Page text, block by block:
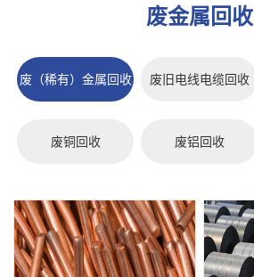
废金属回收
废（稀有）金属回收 废旧电线电缆回收
废铜回收 废铝回收